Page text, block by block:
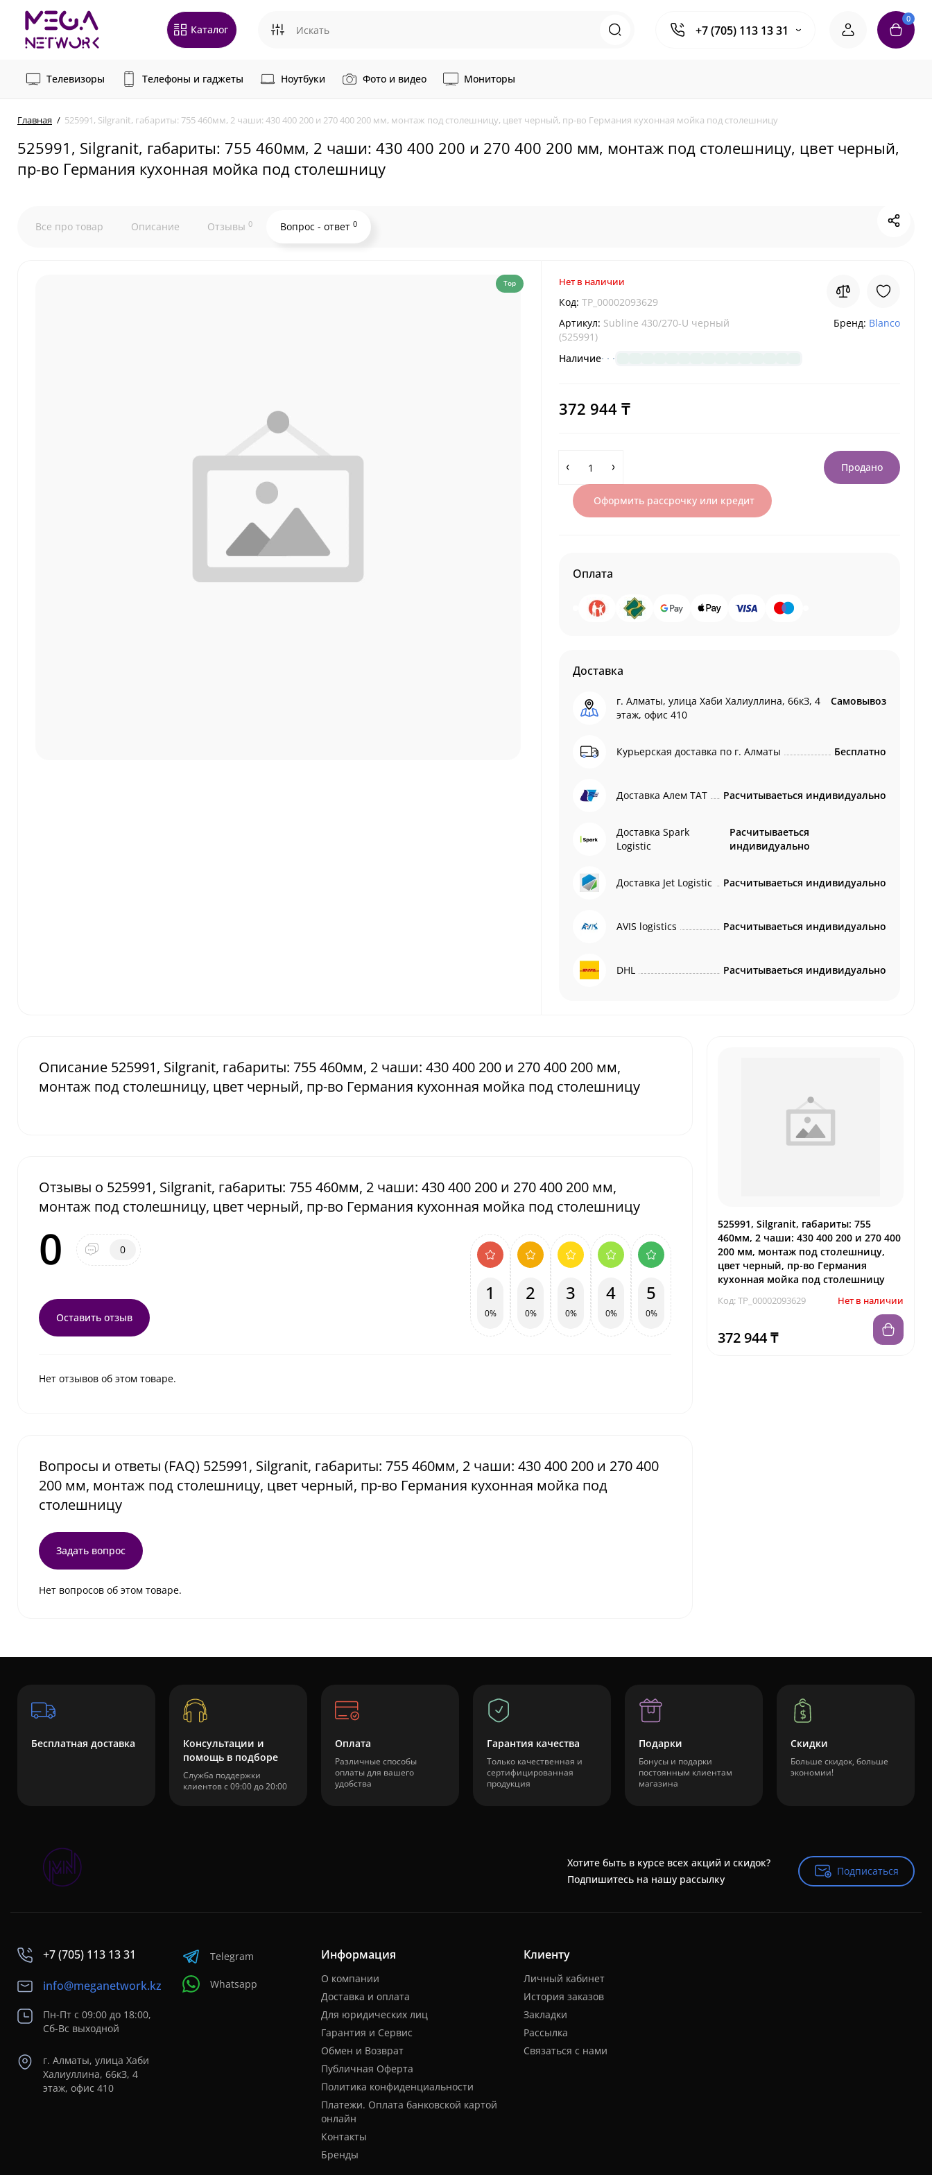
Каталог +7 (705) 113 13 31
0
Телевизоры Телефоны и гаджеты Ноутбуки Фото и видео Мониторы
Главная 525991, Silgranit, габариты: 755 460мм, 2 чаши: 430 400 200 и 270 400 200 мм, монтаж под столешницу, цвет черный, пр-во Германия кухонная мойка под столешницу
525991, Silgranit, габариты: 755 460мм, 2 чаши: 430 400 200 и 270 400 200 мм, монтаж под столешницу, цвет черный,
пр-во Германия кухонная мойка под столешницу
Все про товар Описание Отзывы 0 Вопрос - ответ 0
Top Нет в наличии
Код: TP_00002093629
Артикул: Subline 430/270-U черный
(525991)
Наличие
Бренд: Blanco
372 944 ₸
Продано
Оформить рассрочку или кредит
Оплата
Доставка
г. Алматы, улица Хаби Халиуллина, 66кЗ, 4
этаж, офис 410
Самовывоз
Курьерская доставка по г. Алматы Бесплатно
Доставка Алем ТАТ Расчитываеться индивидуально
Доставка Spark
Logistic
Расчитываеться
индивидуально
Доставка Jet Logistic Расчитываеться индивидуально
AVIS logistics Расчитываеться индивидуально
DHL Расчитываеться индивидуально
Описание 525991, Silgranit, габариты: 755 460мм, 2 чаши: 430 400 200 и 270 400 200 мм,
монтаж под столешницу, цвет черный, пр-во Германия кухонная мойка под столешницу
Отзывы о 525991, Silgranit, габариты: 755 460мм, 2 чаши: 430 400 200 и 270 400 200 мм,
монтаж под столешницу, цвет черный, пр-во Германия кухонная мойка под столешницу
0 0
Оставить отзыв
1
0%
2
0%
3
0%
4
0%
5
0%
Нет отзывов об этом товаре.
Вопросы и ответы (FAQ) 525991, Silgranit, габариты: 755 460мм, 2 чаши: 430 400 200 и 270 400
200 мм, монтаж под столешницу, цвет черный, пр-во Германия кухонная мойка под
столешницу
Задать вопрос
Нет вопросов об этом товаре.
525991, Silgranit, габариты: 755
460мм, 2 чаши: 430 400 200 и 270 400
200 мм, монтаж под столешницу,
цвет черный, пр-во Германия
кухонная мойка под столешницу
Код: TP_00002093629 Нет в наличии
372 944 ₸
Бесплатная доставка
Консультации и
помощь в подборе
Служба поддержки
клиентов с 09:00 до 20:00
Оплата
Различные способы
оплаты для вашего
удобства
Гарантия качества
Только качественная и
сертифицированная
продукция
Подарки
Бонусы и подарки
постоянным клиентам
магазина
Скидки
Больше скидок, больше
экономии!
Хотите быть в курсе всех акций и скидок?
Подпишитесь на нашу рассылку
Подписаться
Подписаться
+7 (705) 113 13 31
info@meganetwork.kz
Пн-Пт с 09:00 до 18:00,
Сб-Вс выходной
г. Алматы, улица Хаби
Халиуллина, 66кЗ, 4
этаж, офис 410
Telegram
Whatsapp
Информация
О компании
Доставка и оплата
Для юридических лиц
Гарантия и Сервис
Обмен и Возврат
Публичная Оферта
Политика конфиденциальности
Платежи. Оплата банковской картой
онлайн
Контакты
Бренды
Клиенту
Личный кабинет
История заказов
Закладки
Рассылка
Связаться с нами